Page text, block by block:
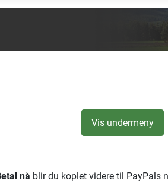
Vis undermeny
nå blir du koplet videre til PayPals